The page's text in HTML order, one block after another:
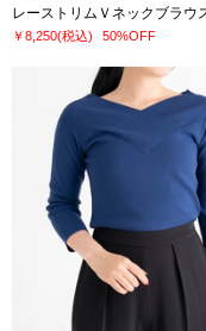
レーストリムＶネックブラウ
￥8,250(税込) 50%OFF